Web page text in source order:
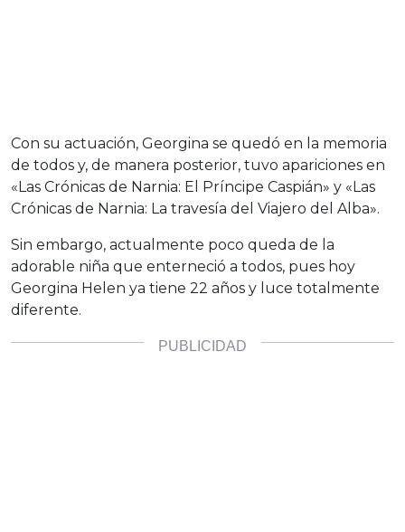
Con su actuación, Georgina se quedó en la memoria
de todos y, de manera posterior, tuvo apariciones en
«Las Crónicas de Narnia: El Príncipe Caspián» y «Las
Crónicas de Narnia: La travesía del Viajero del Alba».
Sin embargo, actualmente poco queda de la
adorable niña que enterneció a todos, pues hoy
Georgina Helen ya tiene 22 años y luce totalmente
diferente.